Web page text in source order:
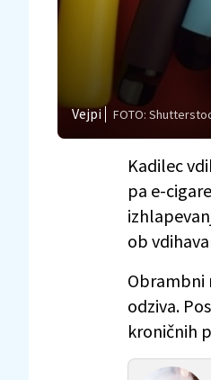
Vejpi FOTO:
Kadilec
pa e-
ob
Obrambni
odziva.
kroničnih